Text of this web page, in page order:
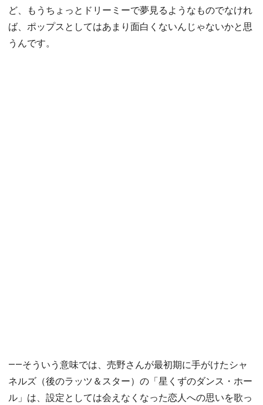
ど、もうちょっとドリーミーで夢見るようなものでなけれ
ば、ポップスとしてはあまり面白くないんじゃないかと思
うんです。
――そういう意味では、売野さんが最初期に手がけたシャ
ネルズ（後のラッツ＆スター）の「星くずのダンス・ホー
ル」は、設定としては会えなくなった恋人への思いを歌っ